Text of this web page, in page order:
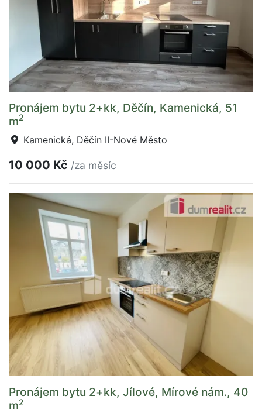
Pronájem bytu 2+kk, Děčín, Kamenická, 51
m2
Kamenická, Děčín II-Nové Město
10 000 Kč /za měsíc
Pronájem bytu 2+kk, Jílové, Mírové nám., 40
m2